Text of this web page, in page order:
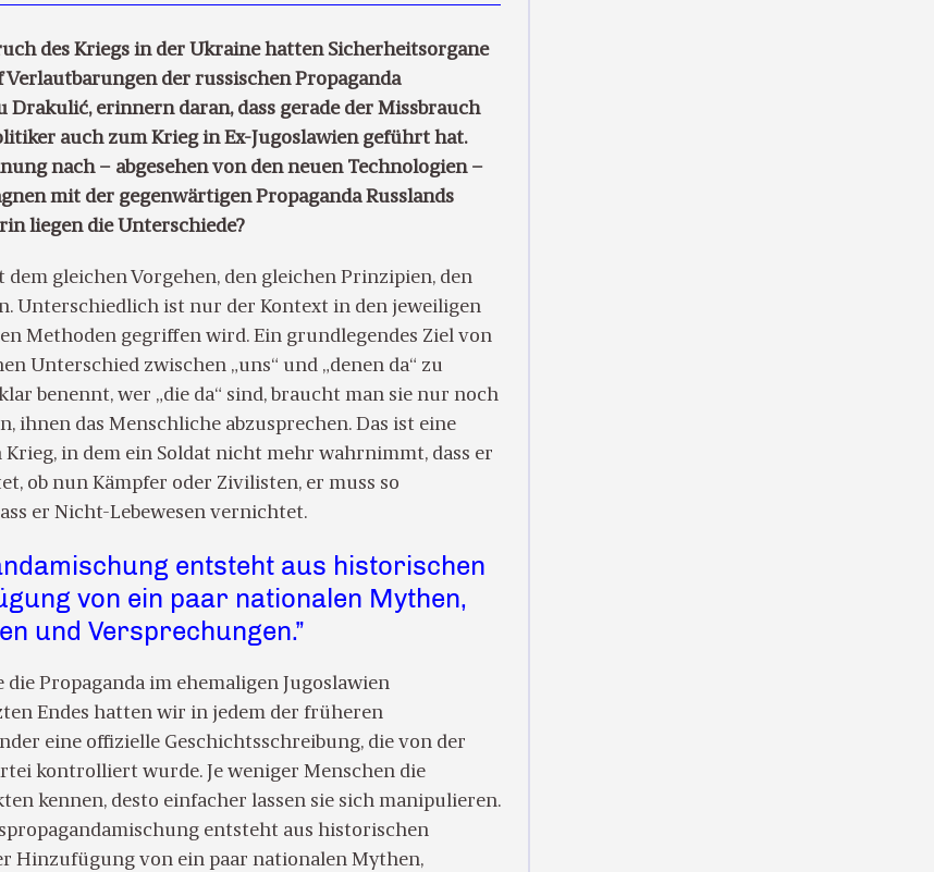
des Kriegs in der Ukraine hatten Sicherheitsorgane
der russischen Propaganda
Drakulić, erinnern daran, dass gerade der Missbrauch
auch zum Krieg in Ex-Jugoslawien geführt hat.
nach – abgesehen von den neuen Technologien –
mit der gegenwärtigen Propaganda Russlands
liegen die Unterschiede?
gleichen Vorgehen, den gleichen Prinzipien, den
Unterschiedlich ist nur der Kontext in den jeweiligen
Methoden gegriffen wird. Ein grundlegendes Ziel von
Unterschied zwischen „uns“ und „denen da“ zu
benennt, wer „die da“ sind, braucht man sie nur noch
ihnen das Menschliche abzusprechen. Das ist eine
in dem ein Soldat nicht mehr wahrnimmt, dass er
ob nun Kämpfer oder Zivilisten, er muss so
er Nicht-Lebewesen vernichtet.
entsteht aus historischen
von ein paar nationalen Mythen,
und Versprechungen.”
die Propaganda im ehemaligen Jugoslawien
Endes hatten wir in jedem der früheren
eine offizielle Geschichtsschreibung, die von der
kontrolliert wurde. Je weniger Menschen die
kennen, desto einfacher lassen sie sich manipulieren.
entsteht aus historischen
Hinzufügung von ein paar nationalen Mythen,